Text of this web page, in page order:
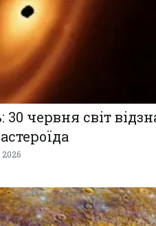
червня світ